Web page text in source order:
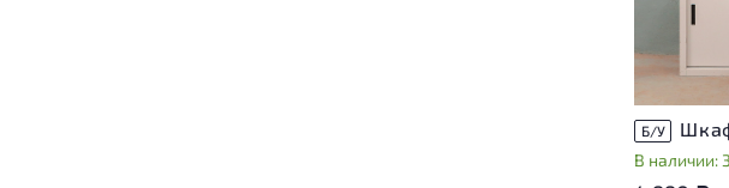
Б/У
В наличии: